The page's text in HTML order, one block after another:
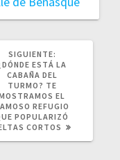
SIGUIENTE:
ESTÁ LA
CABAÑA DEL
TURMO? TE
EL
REFUGIO
POPULARIZÓ
CORTOS